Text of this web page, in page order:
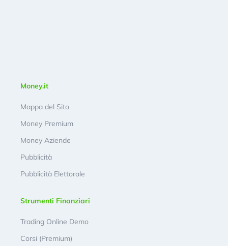
Money.it
Mappa del Sito
Money Premium
Money Aziende
Pubblicità
Pubblicità Elettorale
Strumenti Finanziari
Trading Online Demo
Corsi (Premium)